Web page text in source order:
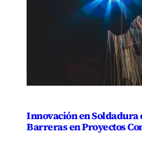
Innovación en Soldadura
Barreras en Proyectos